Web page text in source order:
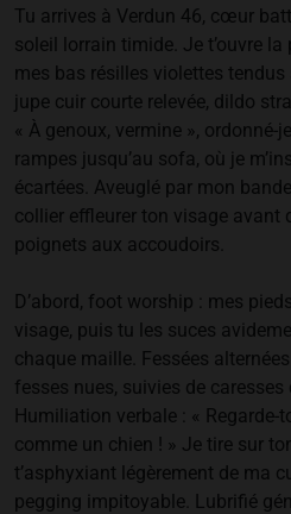
Tu arrives à Verdun 46, cœur
soleil lorrain timide. Je t’ouvre la
mes bas résilles violettes
jupe cuir courte relevée, dildo
« À genoux, vermine », ordonné-
rampes jusqu’au sofa, où je
écartées. Aveuglé par mon
collier effleurer ton visage avant
poignets aux accoudoirs.
D’abord, foot worship : mes
visage, puis tu les suces
chaque maille. Fessées
fesses nues, suivies de
Humiliation verbale : « Regarde-
comme un chien ! » Je tire sur
t’asphyxiant légèrement de ma
pegging impitoyable. Lubrifié